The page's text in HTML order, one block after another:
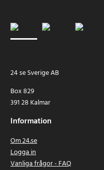
24 se Sverige AB
Box 829
391 28 Kalmar
Information
Om 24.se
Logga in
Vanliga frågor - FAQ